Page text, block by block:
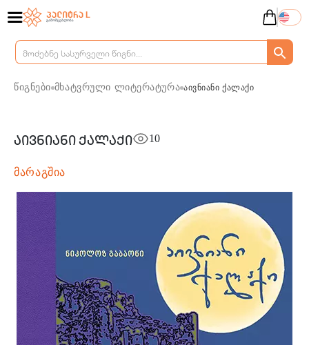
წიგნები მხატვრული ლიტერატურა აივნიანი ქალაქი
აივნიანი ქალაქი 10
მარაგშია